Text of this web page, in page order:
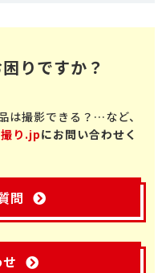
りですか？
は撮影できる？…など、
り.jpにお問い合わせく
問